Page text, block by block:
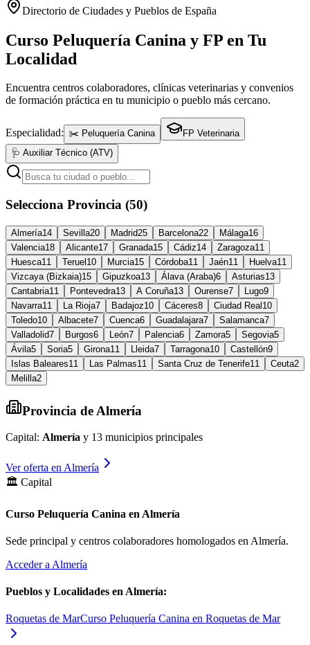
Directorio de Ciudades y Pueblos de España
Curso Peluquería Canina y FP en Tu
Localidad
Encuentra centros colaboradores, clínicas veterinarias y convenios
de formación práctica en tu municipio o pueblo más cercano.
Especialidad: ✂️ Peluquería Canina
FP Veterinaria
🩺 Auxiliar Técnico (ATV)
Selecciona Provincia (50)
Almería14 Sevilla20 Madrid25 Barcelona22 Málaga16
Valencia18 Alicante17 Granada15 Cádiz14 Zaragoza11
Huesca11 Teruel 10 Murcia15 Córdoba11 Jaén11 Huelva11
Vizcaya (Bizkaia)15 Gipuzkoa13 Álava (Araba)6 Asturias13
Cantabria11 Pontevedra13 A Coruña13 Ourense7 Lugo9
Navarra11 La Rioja7 Badajoz10 Cáceres8 Ciudad Real 10
Toledo10 Albacete7 Cuenca6 Guadalajara7 Salamanca7
Valladolid7 Burgos6 León7 Palencia6 Zamora5 Segovia5
Ávila5 Soria5 Girona11 Lleida7 Tarragona10 Castellón9
Islas Baleares11 Las Palmas11 Santa Cruz de Tenerife11 Ceuta2
Melilla2
Provincia de Almería
Capital: Almería y 13 municipios principales
Ver oferta en Almería
🏛️ Capital
Curso Peluquería Canina en Almería
Sede principal y centros colaboradores homologados en Almería.
Acceder a Almería
Pueblos y Localidades en Almería:
Roquetas de MarCurso Peluquería Canina en Roquetas de Mar